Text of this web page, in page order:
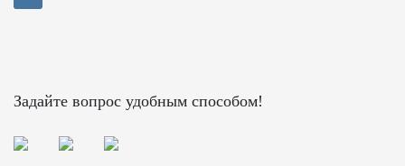
Задайте вопрос удобным способом!